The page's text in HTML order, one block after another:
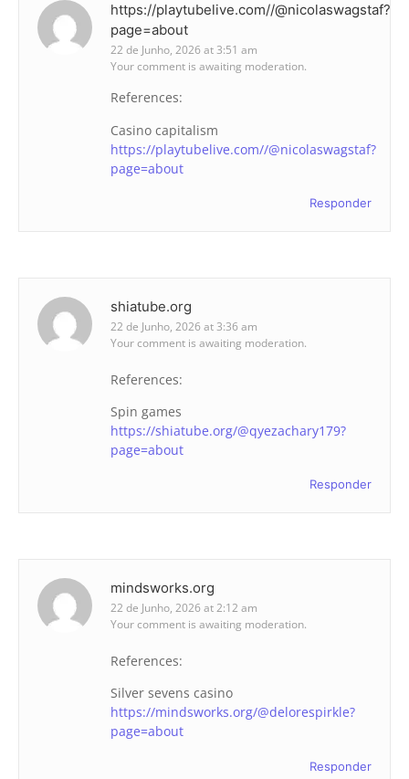
https://playtubelive.com//@nicolaswagstaf?
page=about
22 de Junho, 2026 at 3:51 am
Your comment is awaiting moderation.
References:
Casino capitalism
https://playtubelive.com//@nicolaswagstaf?
page=about
Responder
shiatube.org
22 de Junho, 2026 at 3:36 am
Your comment is awaiting moderation.
References:
Spin games
https://shiatube.org/@qyezachary179?
page=about
Responder
mindsworks.org
22 de Junho, 2026 at 2:12 am
Your comment is awaiting moderation.
References:
Silver sevens casino
https://mindsworks.org/@delorespirkle?
page=about
Responder